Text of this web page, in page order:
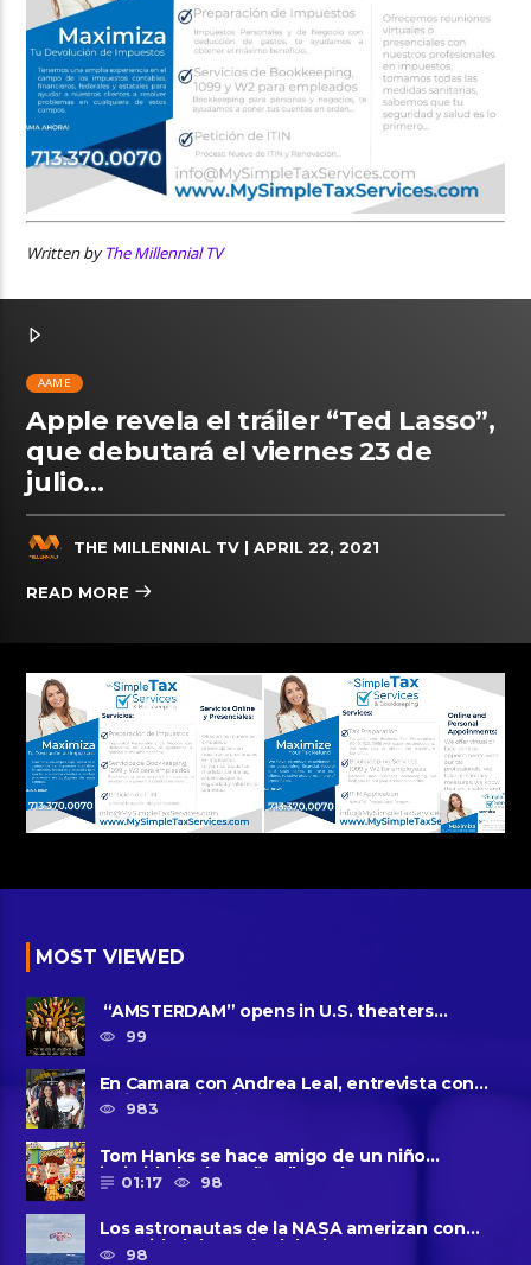
Written byThe Millennial TV
AAME
Apple revela el tráiler “Ted Lasso”,
que debutará el viernes 23 de
julio…
THE MILLENNIAL TV | APRIL 22, 2021
READ MORE
MOST VIEWED
“AMSTERDAM” opens in U.S. theaters
October 7, 2022
99
En Camara con Andrea Leal, entrevista con
Majo Cornejo, Cirque Du ......
983
Tom Hanks se hace amigo de un niño
intimidado de 8 años llamado ......
01:17 98
Los astronautas de la NASA amerizan con
seguridad después del primer ......
98